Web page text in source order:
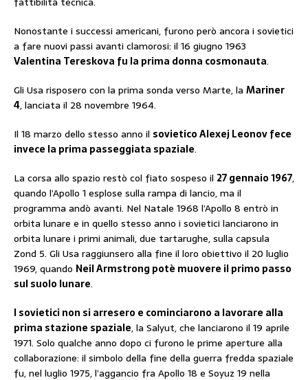
Nonostante i successi americani, furono però ancora i sovietici
a fare nuovi passi avanti clamorosi: il 16 giugno 1963
Valentina Tereskova fu la prima donna cosmonauta.
Gli Usa risposero con la prima sonda verso Marte, la Mariner
4, lanciata il 28 novembre 1964.
Il 18 marzo dello stesso anno il sovietico Alexej Leonov fece
invece la prima passeggiata spaziale.
La corsa allo spazio restò col fiato sospeso il 27 gennaio 1967,
quando l’Apollo 1 esplose sulla rampa di lancio, ma il
programma andò avanti. Nel Natale 1968 l’Apollo 8 entrò in
orbita lunare e in quello stesso anno i sovietici lanciarono in
orbita lunare i primi animali, due tartarughe, sulla capsula
Zond 5. Gli Usa raggiunsero alla fine il loro obiettivo il 20 luglio
1969, quando Neil Armstrong potè muovere il primo passo
sul suolo lunare.
I sovietici non si arresero e cominciarono a lavorare alla
prima stazione spaziale, la Salyut, che lanciarono il 19 aprile
1971. Solo qualche anno dopo ci furono le prime aperture alla
collaborazione: il simbolo della fine della guerra fredda spaziale
fu, nel luglio 1975, l’aggancio fra Apollo 18 e Soyuz 19 nella